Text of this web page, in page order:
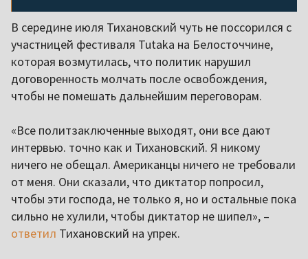
В середине июля Тихановский чуть не поссорился с
участницей фестиваля Tutaka на Белосточчине,
которая возмутилась, что политик нарушил
договоренность молчать после освобождения,
чтобы не помешать дальнейшим переговорам.
«Все политзаключенные выходят, они все дают
интервью. точно как и Тихановский. Я никому
ничего не обещал. Американцы ничего не требовали
от меня. Они сказали, что диктатор попросил,
чтобы эти господа, не только я, но и остальные пока
сильно не хулили, чтобы диктатор не шипел», –
ответил Тихановский на упрек.